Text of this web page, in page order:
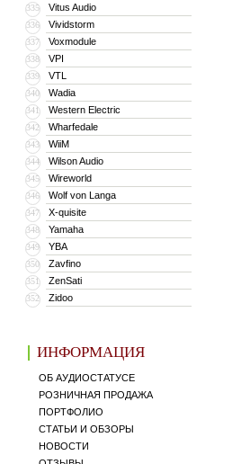
335 Vitus Audio
336 Vividstorm
337 Voxmodule
338 VPI
339 VTL
340 Wadia
341 Western Electric
342 Wharfedale
343 WiiM
344 Wilson Audio
345 Wireworld
346 Wolf von Langa
347 X-quisite
348 Yamaha
349 YBA
350 Zavfino
351 ZenSati
352 Zidoo
ИНФОРМАЦИЯ
ОБ АУДИОСТАТУСЕ
РОЗНИЧНАЯ ПРОДАЖА
ПОРТФОЛИО
СТАТЬИ И ОБЗОРЫ
НОВОСТИ